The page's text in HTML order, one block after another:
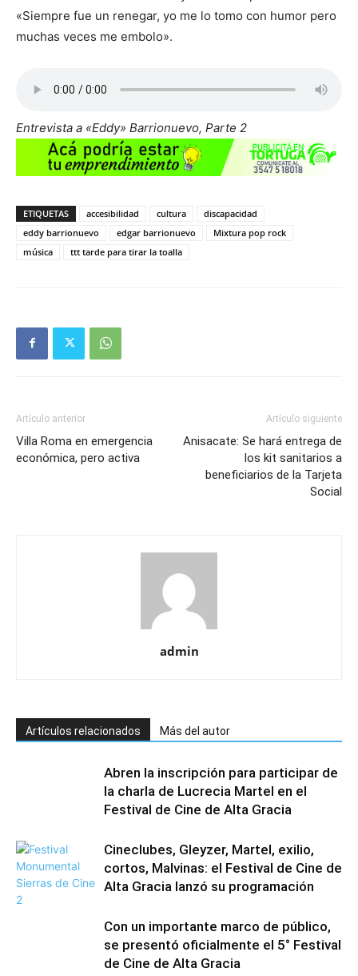
«Siempre fue un renegar, yo me lo tomo con humor pero
muchas veces me embolo».
Entrevista a «Eddy» Barrionuevo, Parte 2
ETIQUETAS accesibilidad cultura
discapacidad
eddy barrionuevo
edgar barrionuevo
Mixtura pop rock
música
ttt tarde para tirar la toalla
Artículo anterior
Villa Roma en emergencia
económica, pero activa
Artículo siguiente
Anisacate: Se hará entrega de
los kit sanitarios a
beneficiarios de la Tarjeta
Social
admin
Artículos relacionados Más del autor
Abren la inscripción para participar de
la charla de Lucrecia Martel en el
Festival de Cine de Alta Gracia
Cineclubes, Gleyzer, Martel, exilio,
cortos, Malvinas: el Festival de Cine de
Alta Gracia lanzó su programación
Con un importante marco de público,
se presentó oficialmente el 5° Festival
de Cine de Alta Gracia